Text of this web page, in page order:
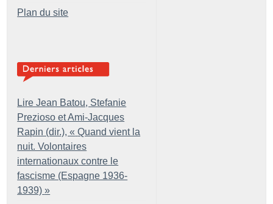
Plan du site
Lire Jean Batou, Stefanie
Prezioso et Ami-Jacques
Rapin (dir.), « Quand vient la
nuit. Volontaires
internationaux contre le
fascisme (Espagne 1936-
1939) »